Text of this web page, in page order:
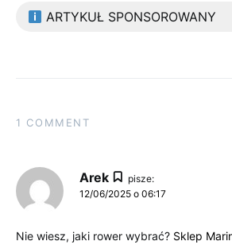
ARTYKUŁ SPONSOROWANY
1 COMMENT
Arek
pisze:
12/06/2025 o 06:17
Nie wiesz, jaki rower wybrać? Sklep